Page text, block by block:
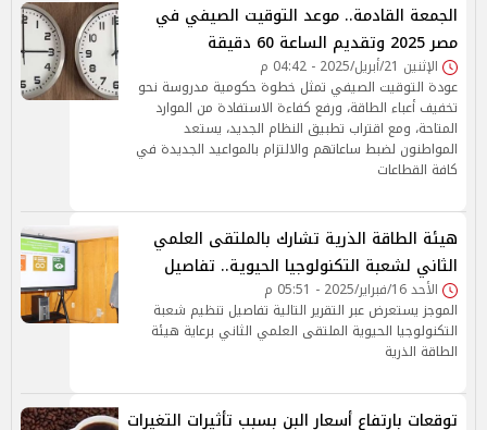
الجمعة القادمة.. موعد التوقيت الصيفي في
مصر 2025 وتقديم الساعة 60 دقيقة
الإثنين 21/أبريل/2025 - 04:42 م
عودة التوقيت الصيفي تمثل خطوة حكومية مدروسة نحو
تخفيف أعباء الطاقة، ورفع كفاءة الاستفادة من الموارد
المتاحة، ومع اقتراب تطبيق النظام الجديد، يستعد
المواطنون لضبط ساعاتهم والالتزام بالمواعيد الجديدة في
كافة القطاعات
هيئة الطاقة الذرية تشارك بالملتقى العلمي
الثاني لشعبة التكنولوجيا الحيوية.. تفاصيل
الأحد 16/فبراير/2025 - 05:51 م
الموجز يستعرض عبر التقرير التالية تفاصيل تنظيم شعبة
التكنولوجيا الحيوية الملتقى العلمي الثاني برعاية هيئة
الطاقة الذرية
توقعات بارتفاع أسعار البن بسبب تأثيرات التغيرات